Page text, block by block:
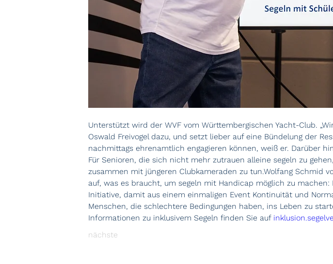
Unterstützt wird der WVF vom Württembergischen Yacht-Club.
Oswald Freivogel dazu, und setzt lieber auf eine Bündelung der
nachmittags ehrenamtlich engagieren können, weiß er. Darüber
Für Senioren, die sich nicht mehr zutrauen alleine segeln zu
zusammen mit jüngeren Clubkameraden zu tun.Wolfang Schmid
auf, was es braucht, um segeln mit Handicap möglich zu
Initiative, damit aus einem einmaligen Event Kontinuität und
Menschen, die schlechtere Bedingungen haben, ins Leben zu
Informationen zu inklusivem Segeln finden Sie auf
nächste